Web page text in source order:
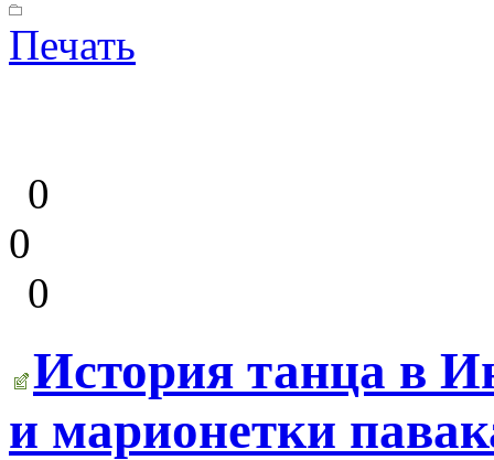
Печать
0
0
0
История танца в
и марионетки